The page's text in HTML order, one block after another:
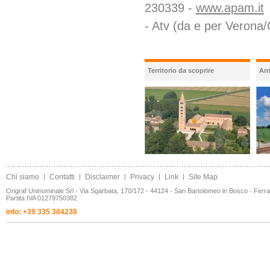
230339 - www.apam.it
- Atv (da e per
Territorio da scoprire
Chi siamo | Contatti | Disclaimer | Privacy | Link | Site Map
Origraf Uninominale Srl - Via Sgarbata, 170/172 - 44124 - San Bartolomeo in Bosco -
Partita IVA 01279750382
info: +39 335 384238